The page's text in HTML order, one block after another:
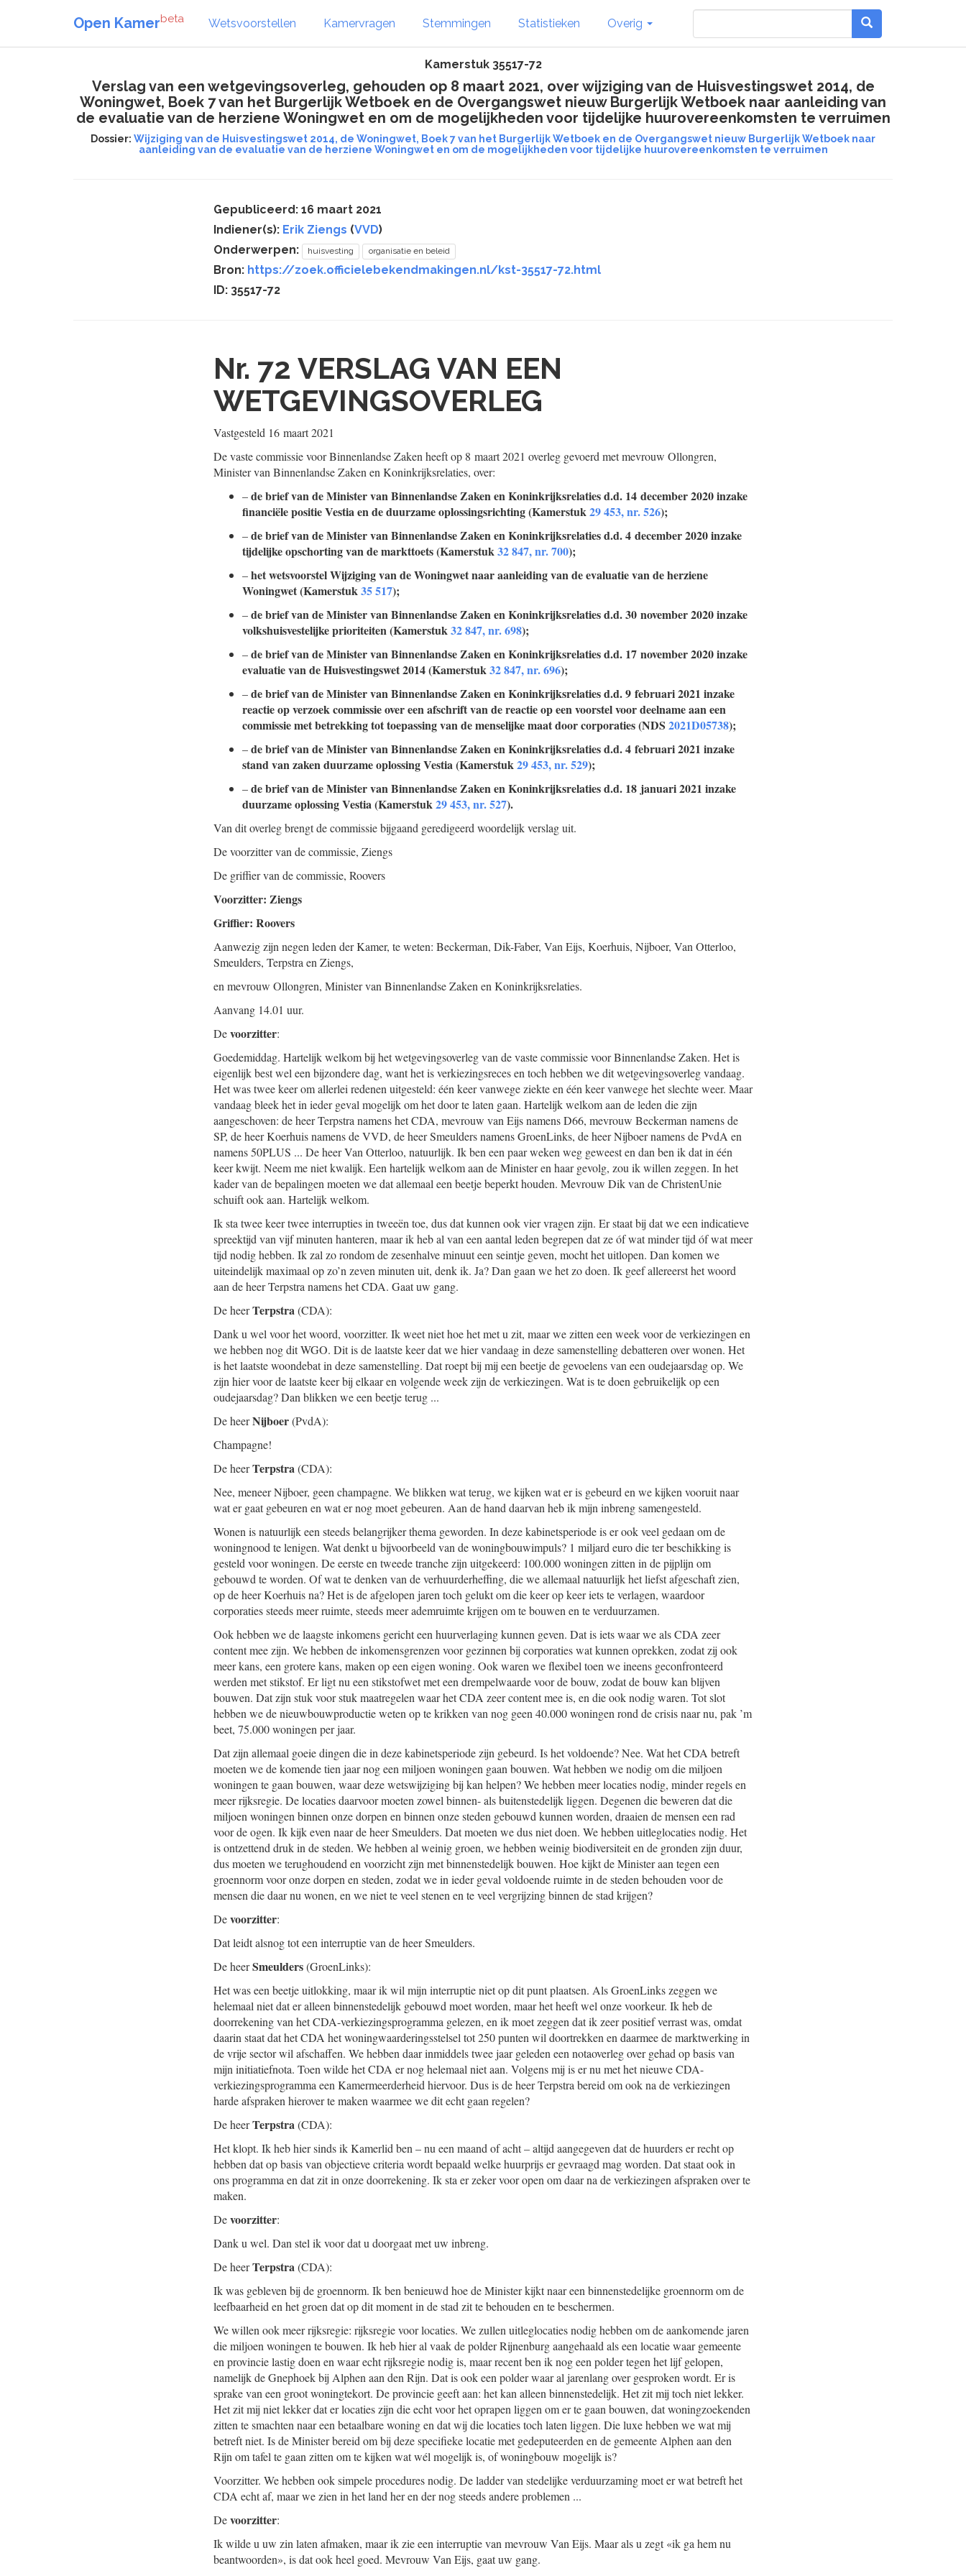
Open Kamerbeta Wetsvoorstellen Kamervragen Stemmingen Statistieken Overig
Kamerstuk 35517-72
Verslag van een wetgevingsoverleg, gehouden op 8 maart 2021, over wijziging van de Huisvestingswet 2014, de
Woningwet, Boek 7 van het Burgerlijk Wetboek en de Overgangswet nieuw Burgerlijk Wetboek naar aanleiding van
de evaluatie van de herziene Woningwet en om de mogelijkheden voor tijdelijke huurovereenkomsten te verruimen
Dossier: Wijziging van de Huisvestingswet 2014, de Woningwet, Boek 7 van het Burgerlijk Wetboek en de Overgangswet nieuw Burgerlijk Wetboek naar
aanleiding van de evaluatie van de herziene Woningwet en om de mogelijkheden voor tijdelijke huurovereenkomsten te verruimen
Gepubliceerd: 16 maart 2021
Indiener(s): Erik Ziengs (VVD)
Onderwerpen:
huisvesting organisatie en beleid
Bron: https://zoek.officielebekendmakingen.nl/kst-35517-72.html
ID: 35517-72
Nr. 72 VERSLAG VAN EEN
WETGEVINGSOVERLEG
Vastgesteld 16 maart 2021
De vaste commissie voor Binnenlandse Zaken heeft op 8 maart 2021 overleg gevoerd met mevrouw Ollongren,
Minister van Binnenlandse Zaken en Koninkrijksrelaties, over:
–de brief van de Minister van Binnenlandse Zaken en Koninkrijksrelaties d.d. 14 december 2020 inzake
financiële positie Vestia en de duurzame oplossingsrichting (Kamerstuk29 453, nr. 526);
–de brief van de Minister van Binnenlandse Zaken en Koninkrijksrelaties d.d. 4 december 2020 inzake
tijdelijke opschorting van de markttoets (Kamerstuk32 847, nr. 700);
–het wetsvoorstel Wijziging van de Woningwet naar aanleiding van de evaluatie van de herziene
Woningwet (Kamerstuk35 517);
–de brief van de Minister van Binnenlandse Zaken en Koninkrijksrelaties d.d. 30 november 2020 inzake
volkshuisvestelijke prioriteiten (Kamerstuk32 847, nr. 698);
–de brief van de Minister van Binnenlandse Zaken en Koninkrijksrelaties d.d. 17 november 2020 inzake
evaluatie van de Huisvestingswet 2014 (Kamerstuk32 847, nr. 696);
–de brief van de Minister van Binnenlandse Zaken en Koninkrijksrelaties d.d. 9 februari 2021 inzake
reactie op verzoek commissie over een afschrift van de reactie op een voorstel voor deelname aan een
commissie met betrekking tot toepassing van de menselijke maat door corporaties (NDS 2021D05738);
–de brief van de Minister van Binnenlandse Zaken en Koninkrijksrelaties d.d. 4 februari 2021 inzake
stand van zaken duurzame oplossing Vestia (Kamerstuk29 453, nr. 529);
–de brief van de Minister van Binnenlandse Zaken en Koninkrijksrelaties d.d. 18 januari 2021 inzake
duurzame oplossing Vestia (Kamerstuk29 453, nr. 527).
Van dit overleg brengt de commissie bijgaand geredigeerd woordelijk verslag uit.
De voorzitter van de commissie, Ziengs
De griffier van de commissie, Roovers
Voorzitter: Ziengs
Griffier: Roovers
Aanwezig zijn negen leden der Kamer, te weten: Beckerman, Dik-Faber, Van Eijs, Koerhuis, Nijboer, Van Otterloo,
Smeulders, Terpstra en Ziengs,
en mevrouw Ollongren, Minister van Binnenlandse Zaken en Koninkrijksrelaties.
Aanvang 14.01 uur.
Devoorzitter:
Goedemiddag. Hartelijk welkom bij het wetgevingsoverleg van de vaste commissie voor Binnenlandse Zaken. Het is
eigenlijk best wel een bijzondere dag, want het is verkiezingsreces en toch hebben we dit wetgevingsoverleg vandaag.
Het was twee keer om allerlei redenen uitgesteld: één keer vanwege ziekte en één keer vanwege het slechte weer. Maar
vandaag bleek het in ieder geval mogelijk om het door te laten gaan. Hartelijk welkom aan de leden die zijn
aangeschoven: de heer Terpstra namens het CDA, mevrouw van Eijs namens D66, mevrouw Beckerman namens de
SP, de heer Koerhuis namens de VVD, de heer Smeulders namens GroenLinks, de heer Nijboer namens de PvdA en
namens 50PLUS ... De heer Van Otterloo, natuurlijk. Ik ben een paar weken weg geweest en dan ben ik dat in één
keer kwijt. Neem me niet kwalijk. Een hartelijk welkom aan de Minister en haar gevolg, zou ik willen zeggen. In het
kader van de bepalingen moeten we dat allemaal een beetje beperkt houden. Mevrouw Dik van de ChristenUnie
schuift ook aan. Hartelijk welkom.
Ik sta twee keer twee interrupties in tweeën toe, dus dat kunnen ook vier vragen zijn. Er staat bij dat we een indicatieve
spreektijd van vijf minuten hanteren, maar ik heb al van een aantal leden begrepen dat ze óf wat minder tijd óf wat meer
tijd nodig hebben. Ik zal zo rondom de zesenhalve minuut een seintje geven, mocht het uitlopen. Dan komen we
uiteindelijk maximaal op zo’n zeven minuten uit, denk ik. Ja? Dan gaan we het zo doen. Ik geef allereerst het woord
aan de heer Terpstra namens het CDA. Gaat uw gang.
De heerTerpstra(CDA):
Dank u wel voor het woord, voorzitter. Ik weet niet hoe het met u zit, maar we zitten een week voor de verkiezingen en
we hebben nog dit WGO. Dit is de laatste keer dat we hier vandaag in deze samenstelling debatteren over wonen. Het
is het laatste woondebat in deze samenstelling. Dat roept bij mij een beetje de gevoelens van een oudejaarsdag op. We
zijn hier voor de laatste keer bij elkaar en volgende week zijn de verkiezingen. Wat is te doen gebruikelijk op een
oudejaarsdag? Dan blikken we een beetje terug ...
De heerNijboer(PvdA):
Champagne!
De heerTerpstra(CDA):
Nee, meneer Nijboer, geen champagne. We blikken wat terug, we kijken wat er is gebeurd en we kijken vooruit naar
wat er gaat gebeuren en wat er nog moet gebeuren. Aan de hand daarvan heb ik mijn inbreng samengesteld.
Wonen is natuurlijk een steeds belangrijker thema geworden. In deze kabinetsperiode is er ook veel gedaan om de
woningnood te lenigen. Wat denkt u bijvoorbeeld van de woningbouwimpuls? 1 miljard euro die ter beschikking is
gesteld voor woningen. De eerste en tweede tranche zijn uitgekeerd: 100.000 woningen zitten in de pijplijn om
gebouwd te worden. Of wat te denken van de verhuurderheffing, die we allemaal natuurlijk het liefst afgeschaft zien,
op de heer Koerhuis na? Het is de afgelopen jaren toch gelukt om die keer op keer iets te verlagen, waardoor
corporaties steeds meer ruimte, steeds meer ademruimte krijgen om te bouwen en te verduurzamen.
Ook hebben we de laagste inkomens gericht een huurverlaging kunnen geven. Dat is iets waar we als CDA zeer
content mee zijn. We hebben de inkomensgrenzen voor gezinnen bij corporaties wat kunnen oprekken, zodat zij ook
meer kans, een grotere kans, maken op een eigen woning. Ook waren we flexibel toen we ineens geconfronteerd
werden met stikstof. Er ligt nu een stikstofwet met een drempelwaarde voor de bouw, zodat de bouw kan blijven
bouwen. Dat zijn stuk voor stuk maatregelen waar het CDA zeer content mee is, en die ook nodig waren. Tot slot
hebben we de nieuwbouwproductie weten op te krikken van nog geen 40.000 woningen rond de crisis naar nu, pak ’m
beet, 75.000 woningen per jaar.
Dat zijn allemaal goeie dingen die in deze kabinetsperiode zijn gebeurd. Is het voldoende? Nee. Wat het CDA betreft
moeten we de komende tien jaar nog een miljoen woningen gaan bouwen. Wat hebben we nodig om die miljoen
woningen te gaan bouwen, waar deze wetswijziging bij kan helpen? We hebben meer locaties nodig, minder regels en
meer rijksregie. De locaties daarvoor moeten zowel binnen- als buitenstedelijk liggen. Degenen die beweren dat die
miljoen woningen binnen onze dorpen en binnen onze steden gebouwd kunnen worden, draaien de mensen een rad
voor de ogen. Ik kijk even naar de heer Smeulders. Dat moeten we dus niet doen. We hebben uitleglocaties nodig. Het
is ontzettend druk in de steden. We hebben al weinig groen, we hebben weinig biodiversiteit en de gronden zijn duur,
dus moeten we terughoudend en voorzicht zijn met binnenstedelijk bouwen. Hoe kijkt de Minister aan tegen een
groennorm voor onze dorpen en steden, zodat we in ieder geval voldoende ruimte in de steden behouden voor de
mensen die daar nu wonen, en we niet te veel stenen en te veel vergrijzing binnen de stad krijgen?
Devoorzitter:
Dat leidt alsnog tot een interruptie van de heer Smeulders.
De heerSmeulders(GroenLinks):
Het was een beetje uitlokking, maar ik wil mijn interruptie niet op dit punt plaatsen. Als GroenLinks zeggen we
helemaal niet dat er alleen binnenstedelijk gebouwd moet worden, maar het heeft wel onze voorkeur. Ik heb de
doorrekening van het CDA-verkiezingsprogramma gelezen, en ik moet zeggen dat ik zeer positief verrast was, omdat
daarin staat dat het CDA het woningwaarderingsstelsel tot 250 punten wil doortrekken en daarmee de marktwerking in
de vrije sector wil afschaffen. We hebben daar inmiddels twee jaar geleden een notaoverleg over gehad op basis van
mijn initiatiefnota. Toen wilde het CDA er nog helemaal niet aan. Volgens mij is er nu met het nieuwe CDA-
verkiezingsprogramma een Kamermeerderheid hiervoor. Dus is de heer Terpstra bereid om ook na de verkiezingen
harde afspraken hierover te maken waarmee we dit echt gaan regelen?
De heerTerpstra(CDA):
Het klopt. Ik heb hier sinds ik Kamerlid ben – nu een maand of acht – altijd aangegeven dat de huurders er recht op
hebben dat op basis van objectieve criteria wordt bepaald welke huurprijs er gevraagd mag worden. Dat staat ook in
ons programma en dat zit in onze doorrekening. Ik sta er zeker voor open om daar na de verkiezingen afspraken over te
maken.
Devoorzitter:
Dank u wel. Dan stel ik voor dat u doorgaat met uw inbreng.
De heerTerpstra(CDA):
Ik was gebleven bij de groennorm. Ik ben benieuwd hoe de Minister kijkt naar een binnenstedelijke groennorm om de
leefbaarheid en het groen dat op dit moment in de stad zit te behouden en te beschermen.
We willen ook meer rijksregie: rijksregie voor locaties. We zullen uitleglocaties nodig hebben om de aankomende jaren
die miljoen woningen te bouwen. Ik heb hier al vaak de polder Rijnenburg aangehaald als een locatie waar gemeente
en provincie lastig doen en waar echt rijksregie nodig is, maar recent ben ik nog een polder tegen het lijf gelopen,
namelijk de Gnephoek bij Alphen aan den Rijn. Dat is ook een polder waar al jarenlang over gesproken wordt. Er is
sprake van een groot woningtekort. De provincie geeft aan: het kan alleen binnenstedelijk. Het zit mij toch niet lekker.
Het zit mij niet lekker dat er locaties zijn die echt voor het oprapen liggen om er te gaan bouwen, dat woningzoekenden
zitten te smachten naar een betaalbare woning en dat wij die locaties toch laten liggen. Die luxe hebben we wat mij
betreft niet. Is de Minister bereid om bij deze specifieke locatie met gedeputeerden en de gemeente Alphen aan den
Rijn om tafel te gaan zitten om te kijken wat wél mogelijk is, of woningbouw mogelijk is?
Voorzitter. We hebben ook simpele procedures nodig. De ladder van stedelijke verduurzaming moet er wat betreft het
CDA echt af, maar we zien in het land her en der nog steeds andere problemen ...
Devoorzitter:
Ik wilde u uw zin laten afmaken, maar ik zie een interruptie van mevrouw Van Eijs. Maar als u zegt «ik ga hem nu
beantwoorden», is dat ook heel goed. Mevrouw Van Eijs, gaat uw gang.